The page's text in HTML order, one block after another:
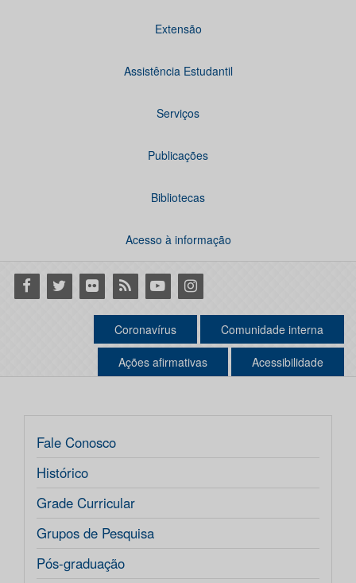
Extensão
Assistência Estudantil
Serviços
Publicações
Bibliotecas
Acesso à informação
Facebook
Twitter Flickr RSS YoutubeInstagram
Coronavírus Comunidade interna
Ações afirmativas Acessibilidade
Fale Conosco
Histórico
Grade Curricular
Grupos de Pesquisa
Pós-graduação